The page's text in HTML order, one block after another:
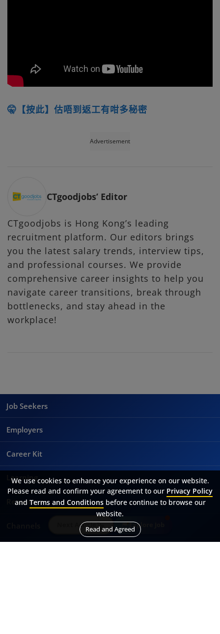
Next Article Explore Job
🤫【按此】估唔到返工有咁多秘密
Advertisement
CTgoodjobs’ Editor
CTgoodjobs is Hong Kong’s leading
recruitment platform. Our editors brings
you the latest salary trends, interview tips,
and professional courses. We provide
comprehensive career insights to help you
navigate career transitions, break through
bottlenecks, and stay ahead in the
workplace!
Job Seekers
Employers
Career Kit
Learning
Resources
We use cookies to enhance your experience on our website.
Please read and confirm your agreement to our Privacy Policy
and Terms and Conditionsbefore continue to browse our
website.
Read and Agreed